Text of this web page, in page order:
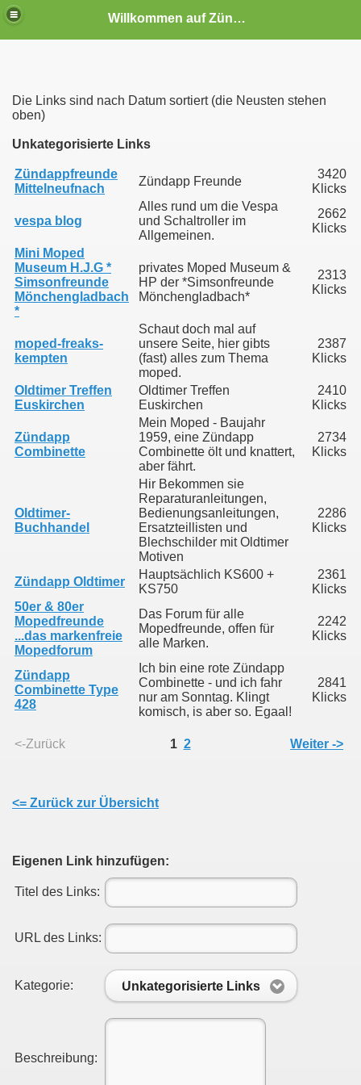
Willkommen auf Zündapp-Colonia
Die Links sind nach Datum sortiert (die Neusten stehen
oben)
Unkategorisierte Links
Zündappfreunde
Mittelneufnach
Zündapp Freunde
3420
Klicks
vespa blog
Alles rund um die Vespa
und Schaltroller im
Allgemeinen.
2662
Klicks
Mini Moped
Museum H.J.G *
Simsonfreunde
Mönchengladbach
*
privates Moped Museum &
HP der *Simsonfreunde
Mönchengladbach*
2313
Klicks
moped-freaks-
kempten
Schaut doch mal auf
unsere Seite, hier gibts
(fast) alles zum Thema
moped.
2387
Klicks
Oldtimer Treffen
Euskirchen
Oldtimer Treffen
Euskirchen
2410
Klicks
Zündapp
Combinette
Mein Moped - Baujahr
1959, eine Zündapp
Combinette ölt und knattert,
aber fährt.
2734
Klicks
Oldtimer-
Buchhandel
Hir Bekommen sie
Reparaturanleitungen,
Bedienungsanleitungen,
Ersatzteillisten und
Blechschilder mit Oldtimer
Motiven
2286
Klicks
Zündapp Oldtimer
Hauptsächlich KS600 +
KS750
2361
Klicks
50er & 80er
Mopedfreunde
...das markenfreie
Mopedforum
Das Forum für alle
Mopedfreunde, offen für
alle Marken.
2242
Klicks
Zündapp
Combinette Type
428
Ich bin eine rote Zündapp
Combinette - und ich fahr
nur am Sonntag. Klingt
komisch, is aber so. Egaal!
2841
Klicks
<-Zurück 1 2 Weiter ->
<= Zurück zur Übersicht
Eigenen Link hinzufügen:
Titel des Links:
URL des Links:
Kategorie: Unkategorisierte Links
Beschreibung: